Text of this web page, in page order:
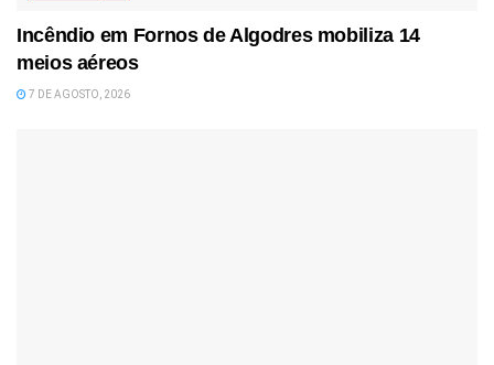
Incêndio em Fornos de Algodres mobiliza 14
meios aéreos
7 DE AGOSTO, 2026